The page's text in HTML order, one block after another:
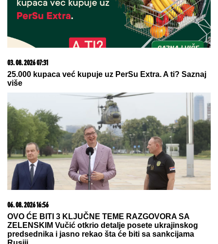
05. 08. 2026 06:45
Šta dete nasleđuje od oca, a šta od majke? Sve što
treba da znate o genetici